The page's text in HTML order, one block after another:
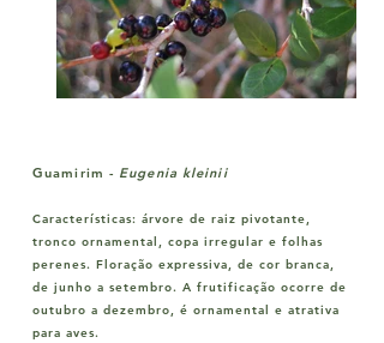
Guamirim - Eugenia kleinii
Características: árvore de raiz pivotante,
tronco ornamental, copa irregular e folhas
perenes. Floração expressiva, de cor branca,
de junho a setembro. A frutificação ocorre de
outubro a dezembro, é ornamental e atrativa
para aves.